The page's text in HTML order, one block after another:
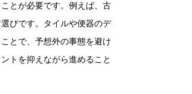
とが必要です。例えば、古
びです。タイルや便器のデ
とで、予想外の事態を避け
トを抑えながら進めること